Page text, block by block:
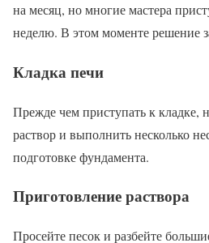
на месяц, но многие мастера
неделю. В этом моменте решение
Кладка печи
Прежде чем приступать к кладке,
раствор и выполнить несколько
подготовке фундамента.
Приготовление раствора
Просейте песок и разбейте